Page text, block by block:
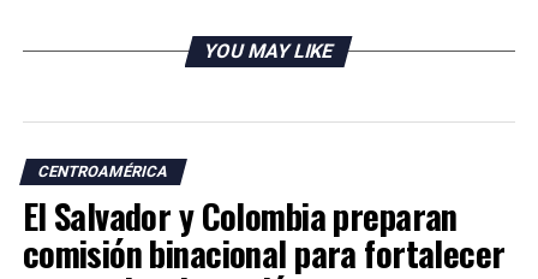
YOU MAY LIKE
CENTROAMÉRICA
El Salvador y Colombia preparan
comisión binacional para fortalecer